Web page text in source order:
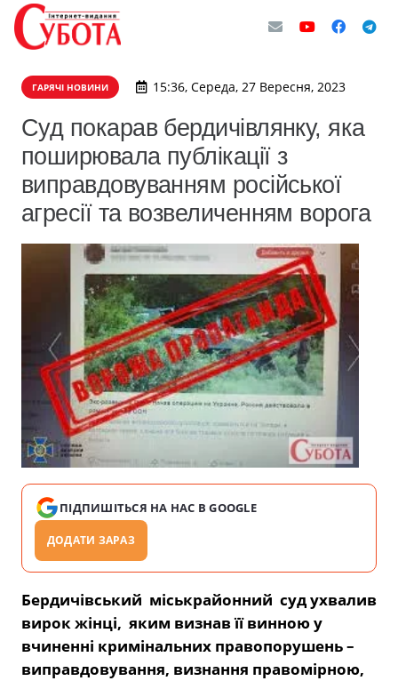
ГАРЯЧІ НОВИНИ 15:36, Середа, 27 Вересня, 2023
Суд покарав бердичівлянку, яка
поширювала публікації з
виправдовуванням російської
агресії та возвеличенням ворога
ПІДПИШІТЬСЯ НА НАС В GOOGLE
ДОДАТИ ЗАРАЗ
Бердичівський міськрайонний суд ухвалив
вирок жінці, яким визнав її винною у
вчиненні кримінальних правопорушень –
виправдовування, визнання правомірною,